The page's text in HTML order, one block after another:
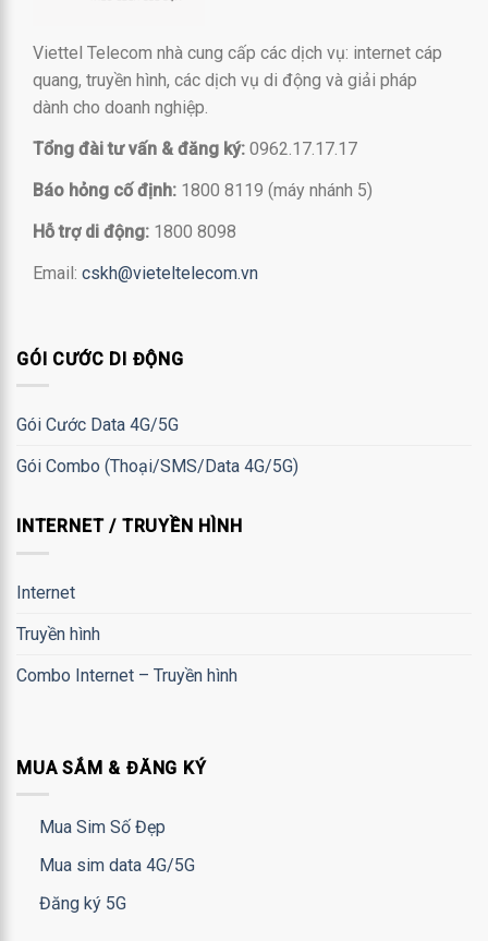
Viettel Telecom nhà cung cấp các dịch vụ: internet cáp
quang, truyền hình, các dịch vụ di động và giải pháp
dành cho doanh nghiệp.
Tổng đài tư vấn & đăng ký: 0962.17.17.17
Báo hỏng cố định: 1800 8119 (máy nhánh 5)
Hỗ trợ di động: 1800 8098
Email: cskh@vieteltelecom.vn
GÓI CƯỚC DI ĐỘNG
Gói Cước Data 4G/5G
Gói Combo (Thoại/SMS/Data 4G/5G)
INTERNET / TRUYỀN HÌNH
Internet
Truyền hình
Combo Internet – Truyền hình
MUA SẮM & ĐĂNG KÝ
Mua Sim Số Đẹp
Mua sim data 4G/5G
Đăng ký 5G